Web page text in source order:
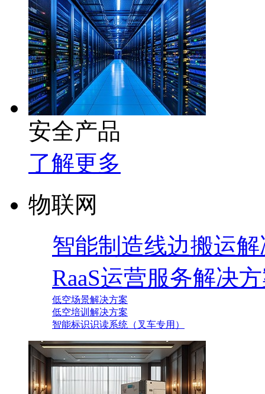
安全产品
了解更多
物联网
智能制造线边搬运
RaaS运营服务解决
低空场景解决方案
低空培训解决方案
智能标识识读系统（叉车专用）